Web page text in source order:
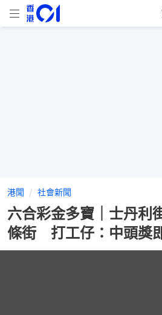
港聞 社會新聞
六合彩金多寶｜士丹利
條街 打工仔：中頭獎